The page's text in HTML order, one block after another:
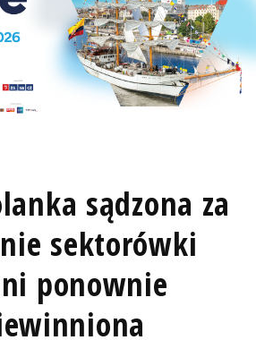
sądzona za
sektorówki
ponownie